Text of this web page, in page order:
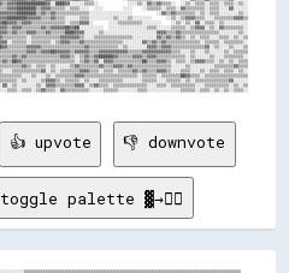
👍 upvote 👎 downvote
toggle palette ▓→✊🏽